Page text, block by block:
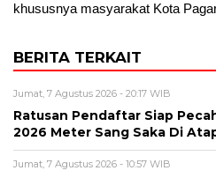
khususnya masyarakat Kota
BERITA TERKAIT
Jumat, 7 Agustus 2026 - 20:17 WIB
Ratusan Pendaftar Siap
2026 Meter Sang Saka Di
Jumat, 7 Agustus 2026 - 10:57 WIB